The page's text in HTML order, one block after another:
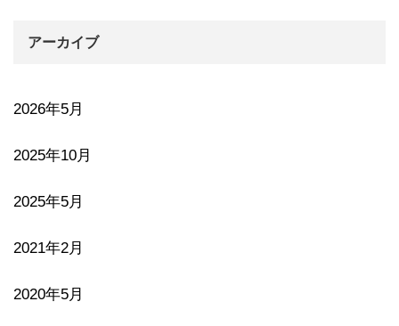
アーカイブ
2026年5月
2025年10月
2025年5月
2021年2月
2020年5月